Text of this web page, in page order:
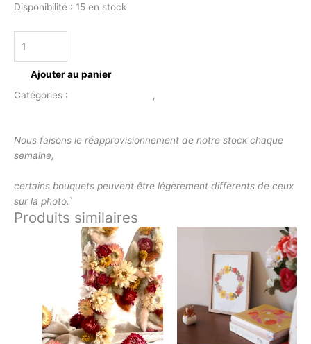
Disponibilité : 15 en stock
Ajouter au panier
Catégories :
,
Nous faisons le réapprovisionnement de notre stock chaque
semaine,
certains bouquets peuvent être légèrement différents de ceux
sur la photo.`
Produits similaires